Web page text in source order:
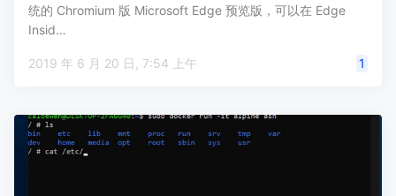
统的 Chromium 版 Microsoft Edge 预览版，可以在 Edge
Insid…
2019 年 6 月 20 日, 7:54 上午 1